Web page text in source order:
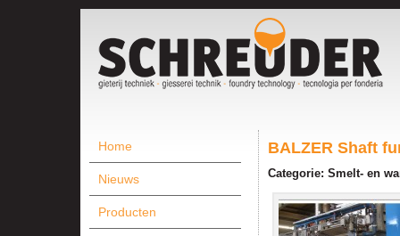
Home
Nieuws
Producten
BALZER Shaft
Categorie: Smelt- en